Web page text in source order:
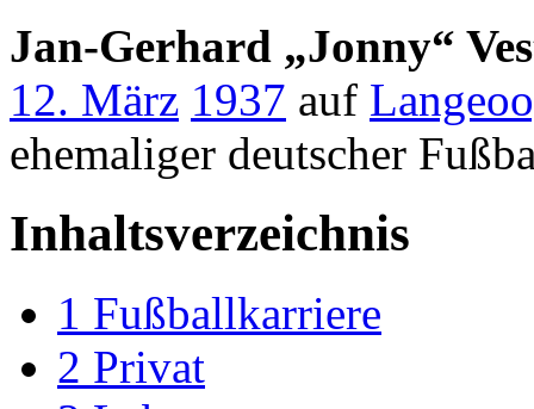
Jan-Gerhard „Jonny“
12. März 1937 auf
ehemaliger deutscher
Inhaltsverzeichnis
1 Fußballkarriere
2 Privat